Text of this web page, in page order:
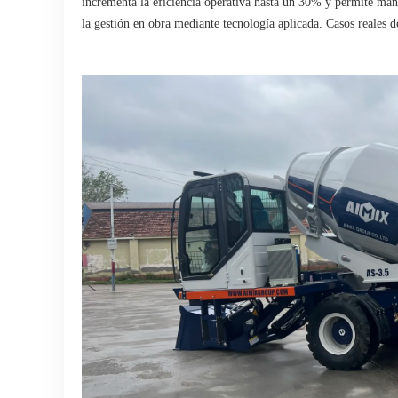
la gestión en obra mediante tecnología aplicada. Casos